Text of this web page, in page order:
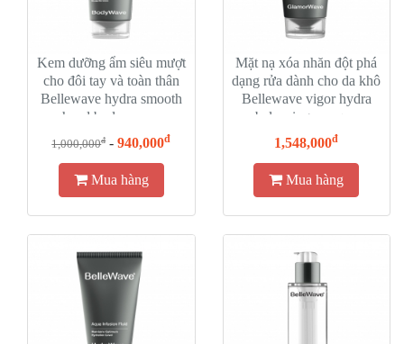
Kem dưỡng ẩm siêu mượt
cho đôi tay và toàn thân
Bellewave hydra smooth
hand body cream
1,000,000đ-940,000đ
Mua hàng
Mặt nạ xóa nhăn đột phá
dạng rửa dành cho da khô
Bellewave vigor hydra
balancing masque
1,548,000đ
Mua hàng